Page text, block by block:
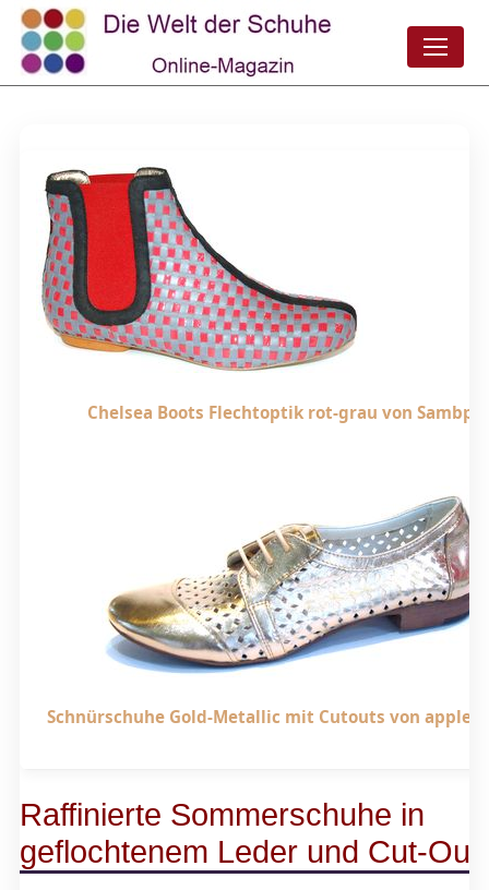
Chelsea Boots Flechtoptik rot-grau von
Schnürschuhe Gold-Metallic mit Cutouts von apple
Raffinierte Sommerschuhe in
geflochtenem Leder und Cut-